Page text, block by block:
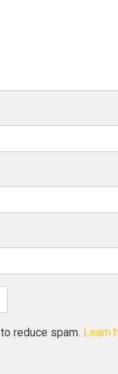
reduce spam. Learn